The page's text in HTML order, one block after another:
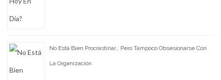
No Está Bien Procrastinar… Pero Tampoco Obsesionarse Con
La Organización